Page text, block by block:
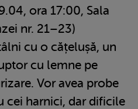
ora 17:00, Sala
nr. 21–23)
cu o cățelușă, un
cu lemne pe
Vor avea probe
cei harnici, dar dificile